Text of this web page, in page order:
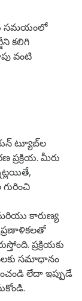
సమయంలో
కలిగి
వంటి
ట్యూబ్‌ల
ప్రక్రియ. మీరు
మరియు కారుణ్య
ప్రణాళికలతో
ప్రక్రియకు
సమాధానం
లేదా ఇప్పుడే